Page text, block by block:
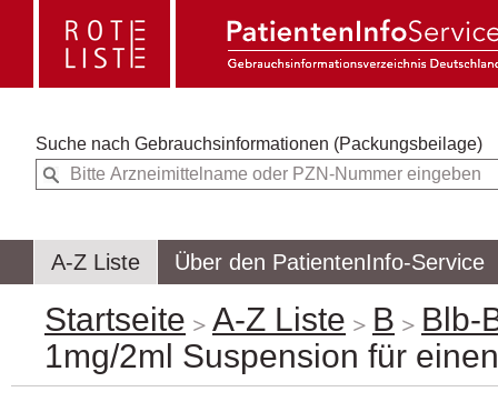
Suche nach Gebrauchsinformationen (Packungsbeilage)
A-Z Liste Über den PatientenInfo-Service
Startseite A-Z Liste B
Blb-
1mg/2ml Suspension für